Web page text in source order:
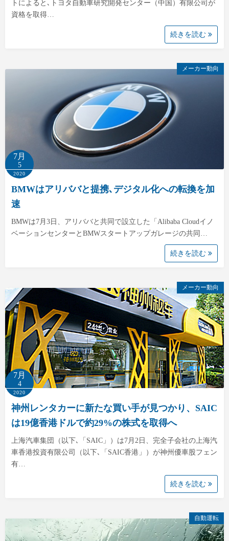
トによると､トヨタ自動車研究開発センター（中国）有限公司が
資格を取得…
続きを読む
メーカー動向
7月
5
2020
BMWはアリババと提携､デジタル化への転換を加
速
BMWは7月3日、アリババと共同で設立した「Alibaba Cloudイノ
ベーションセンターとBMWスタートアップガレージの共同…
続きを読む
メーカー動向
7月
4
2020
神州レンタカーに新たな買い手が見つかり、SAIC
は19億香港ドルで約29%の株式を取得へ
上海汽車集団（以下､「SAIC」）は7月2日、完全子会社の上海汽
車香港投資有限公司（以下､「SAIC香港」）が神州優車股フェン
有…
続きを読む
自動運転